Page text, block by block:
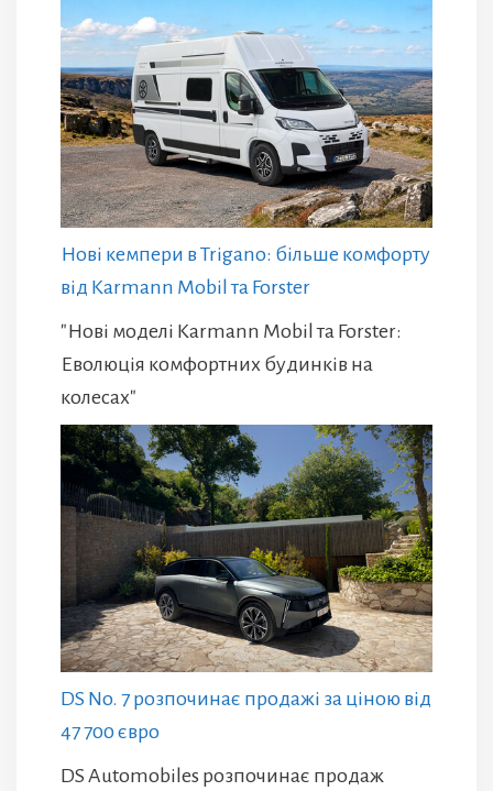
Нові кемпери в Trigano: більше комфорту
від Karmann Mobil та Forster
"Нові моделі Karmann Mobil та Forster:
Еволюція комфортних будинків на
колесах"
DS No. 7 розпочинає продажі за ціною від
47 700 євро
DS Automobiles розпочинає продаж